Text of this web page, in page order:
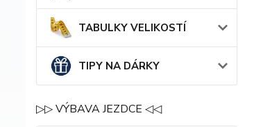
TABULKY VELIKOSTÍ
TIPY NA DÁRKY
▷▷ VÝBAVA JEZDCE ◁◁